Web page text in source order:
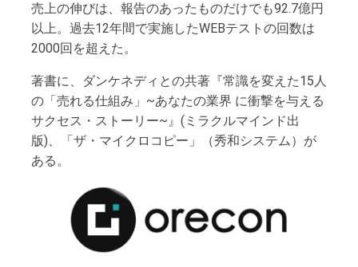
売上の伸びは、報告のあったものだけでも92.7億円
以上。過去12年間で実施したWEBテストの回数は
2000回を超えた。
著書に、ダンケネディとの共著『常識を変えた15人
の「売れる仕組み」~あなたの業界 に衝撃を与える
サクセス・ストーリー~』(ミラクルマインド出
版)、「ザ・マイクロコピー」（秀和システム）が
ある。